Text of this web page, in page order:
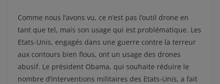
Comme nous l’avons vu, ce n’est pas l’outil drone en
tant que tel, mais son usage qui est problématique. Les
Etats-Unis, engagés dans une guerre contre la terreur
aux contours bien flous, ont un usage des drones
abusif. Le président Obama, qui souhaite réduire le
nombre d’interventions militaires des Etats-Unis, a fait